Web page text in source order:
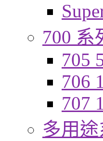
700 系
705
706
707
多用途